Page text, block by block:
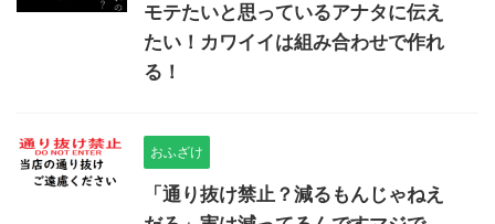
モテたいと思っているアナタに伝え
たい！カワイイは組み合わせで作れ
る！
おふざけ
「通り抜け禁止？減るもんじゃねえ